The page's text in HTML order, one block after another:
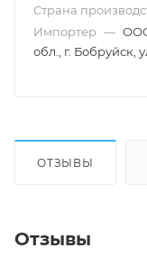
Страна
Импортер —
обл., г. Бобруйск,
ОТЗЫВЫ
Отзывы